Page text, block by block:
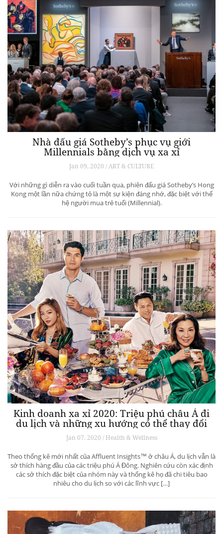
Nhà đấu giá Sotheby’s phục vụ giới
Millennials bằng dịch vụ xa xỉ
Jan 09, 2020 / ART & CULTURE
Với những gì diễn ra vào cuối tuần qua, phiên đấu giá Sotheby’s Hong
Kong một lần nữa chứng tỏ là một sự kiện đáng nhớ, đặc biệt với thế
hệ người mua trẻ tuổi (Millennial).
Kinh doanh xa xỉ 2020: Triệu phú châu Á đi
du lịch và những xu hướng có thể thay đổi
ngành du lịch thượng lưu
Jan 07, 2020 / Health & Wellness
Theo thống kê mới nhất của Affluent Insights™ ở châu Á, du lịch vẫn là
sở thích hàng đầu của các triệu phú Á Đông. Nghiên cứu còn xác định
các sở thích đặc biệt của nhóm này và thống kê họ đã chi tiêu bao
nhiêu cho du lịch so với các lĩnh vực […]